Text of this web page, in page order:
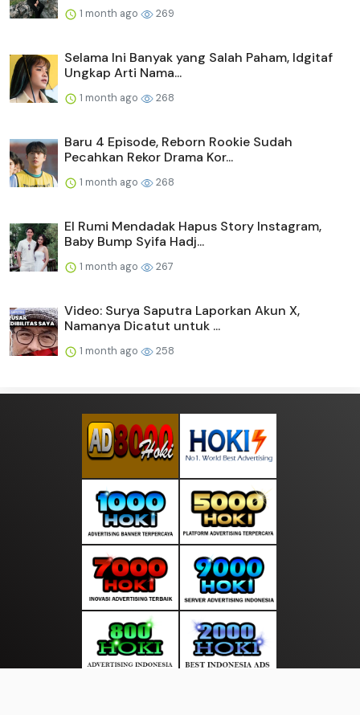
1 month ago 269
Selama Ini Banyak yang Salah Paham, Idgitaf
Ungkap Arti Nama...
1 month ago 268
Baru 4 Episode, Reborn Rookie Sudah
Pecahkan Rekor Drama Kor...
1 month ago 268
El Rumi Mendadak Hapus Story Instagram,
Baby Bump Syifa Hadj...
1 month ago 267
Video: Surya Saputra Laporkan Akun X,
Namanya Dicatut untuk ...
1 month ago 258